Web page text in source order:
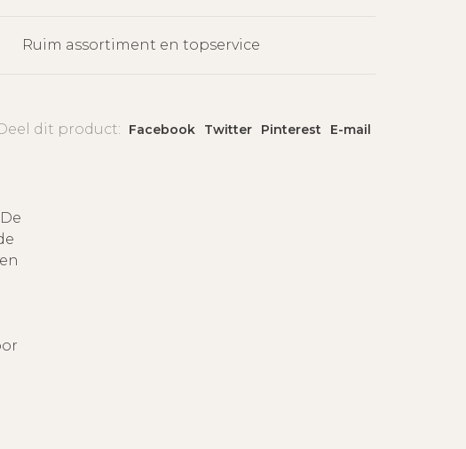
Ruim assortiment en topservice
dit product: Facebook Twitter Pinterest E-mail